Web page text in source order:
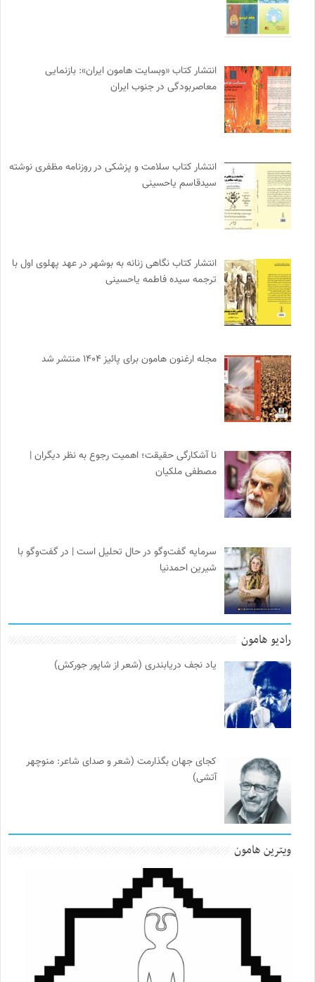
انتشار کتاب «وبسایت هامون ایران»: بازنمایی
معاصربودگی در جنوب ایران
انتشار کتاب سلامت و پزشکی در روزنامه مظفری نوشته
سیدقاسم یاحسینی
انتشار کتاب نگاهی زنانه به بوشهر در عهد پهلوی اول با
ترجمه سیده فاطمه یاحسینی
مجله ارغنون هامون برای پائیز ۱۴۰۴ منتشر شد
نا آشکارگی حقیقت؛ اهمیت رجوع به نظر دیگران |
مصطفی ملکیان
سرمایه گفت‌وگو در حال تحلیل است | در گفت‌وگو با
شیرین احمدنیا
رادیو هامون
یاد نجف دریابندری (شعر از شاپور جورکش)
کجای جهان بگذارمت (شعر و صدای شاعر: منوچهر
آتشی)
ویترین هامون